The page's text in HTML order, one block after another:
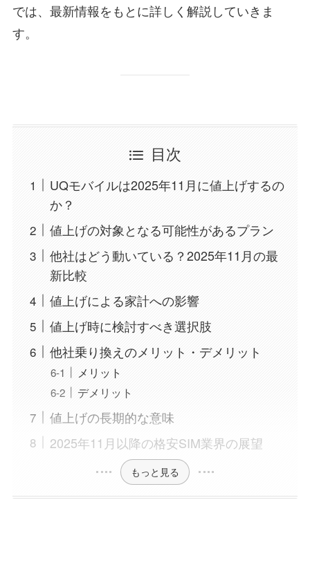
では、最新情報をもとに詳しく解説していきま
す。
目次
UQモバイルは2025年11月に値上げするの
か？
値上げの対象となる可能性があるプラン
他社はどう動いている？2025年11月の最
新比較
値上げによる家計への影響
値上げ時に検討すべき選択肢
他社乗り換えのメリット・デメリット
メリット
デメリット
値上げの長期的な意味
2025年11月以降の格安SIM業界の展望
もっと見る